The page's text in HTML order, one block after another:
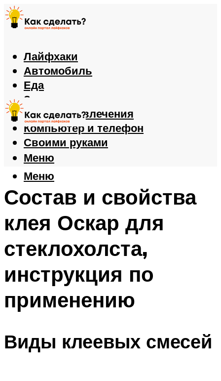
Лайфхаки
Автомобиль
Еда
Здоровье
Игры и развлечения
Компьютер и телефон
Своими руками
Меню
Меню
Состав и свойства
клея Оскар для
стеклохолста,
инструкция по
применению
Виды клеевых смесей